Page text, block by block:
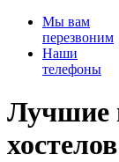
Мы вам
перезвоним
Наши
телефоны
Лучшие